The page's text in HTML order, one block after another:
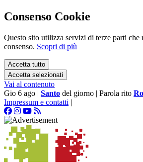
Consenso Cookie
Questo sito utilizza servizi di terze parti
consenso. Scopri di più
Accetta tutto
Accetta selezionati
Vai al contenuto
Gio 6 ago | Santo del giorno | Parola rito
Impressum e contatti |